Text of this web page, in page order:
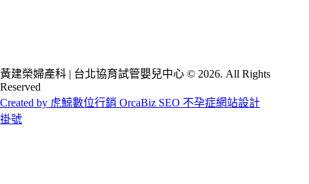
黃建榮婦產科 | 台北協育試管嬰兒中心 © 2026. All Rights
Reserved
Created by 虎鯨數位行銷 OrcaBiz SEO 不孕症網站設計
掛號